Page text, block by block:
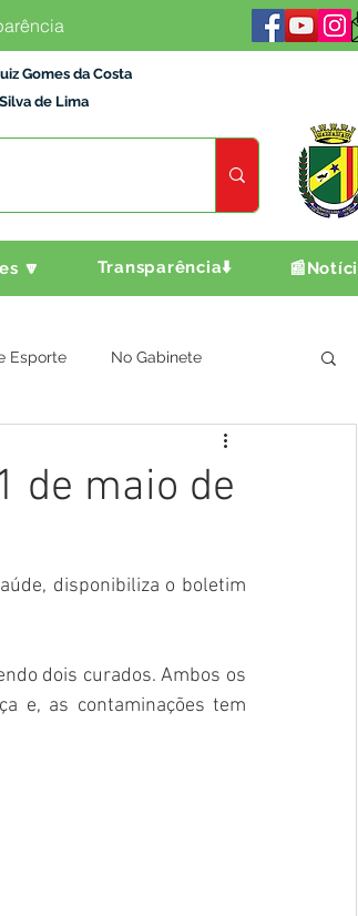
Gomes da Costa
de Lima
🔽 Transparência⬇️
Esporte No Gabinete
Agricultura e Produção
Cidadania Festival do Coco
de maio de
disponibiliza o boletim
dois curados. Ambos os
e, as contaminações tem